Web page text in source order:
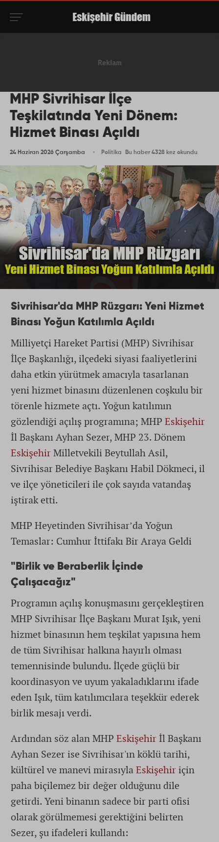
MHP Sivrihisar İlçe
Teşkilatında Yeni Dönem:
Hizmet Binası Açıldı
24 Haziran 2026 Çarşamba Politika Bu haber 4328 kez okundu
Sivrihisar'da MHP Rüzgarı: Yeni Hizmet
Binası Yoğun Katılımla Açıldı
Milliyetçi Hareket Partisi (MHP) Sivrihisar
İlçe Başkanlığı, ilçedeki siyasi faaliyetlerini
daha etkin yürütmek amacıyla tasarlanan
yeni hizmet binasını düzenlenen coşkulu bir
törenle hizmete açtı. Yoğun katılımın
gözlendiği açılış programına; MHP Eskişehir
İl Başkanı Ayhan Sezer, MHP 23. Dönem
EskişehirMilletvekili Beytullah Asil,
Sivrihisar Belediye Başkanı Habil Dökmeci, il
ve ilçe yöneticileri ile çok sayıda vatandaş
iştirak etti.
MHP Heyetinden Sivrihisar’da Yoğun
Temaslar: Cumhur İttifakı Bir Araya Geldi
"Birlik ve Beraberlik İçinde
Çalışacağız"
Programın açılış konuşmasını gerçekleştiren
MHP Sivrihisar İlçe Başkanı Murat Işık, yeni
hizmet binasının hem teşkilat yapısına hem
de tüm Sivrihisar halkına hayırlı olması
temennisinde bulundu. İlçede güçlü bir
koordinasyon ve uyum yakaladıklarını ifade
eden Işık, tüm katılımcılara teşekkür ederek
birlik mesajı verdi.
Ardından söz alan MHP Eskişehir İl Başkanı
Ayhan Sezer ise Sivrihisar'ın köklü tarihi,
kültürel ve manevi mirasıylaEskişehiriçin
paha biçilemez bir değer olduğunu dile
getirdi. Yeni binanın sadece bir parti ofisi
olarak görülmemesi gerektiğini belirten
Sezer, şu ifadeleri kullandı: